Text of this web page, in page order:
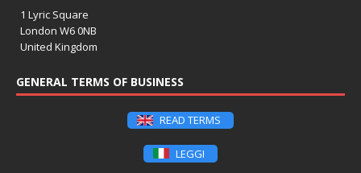
1 Lyric Square
London W6 0NB
United Kingdom
GENERAL TERMS OF BUSINESS
READ TERMS
LEGGI